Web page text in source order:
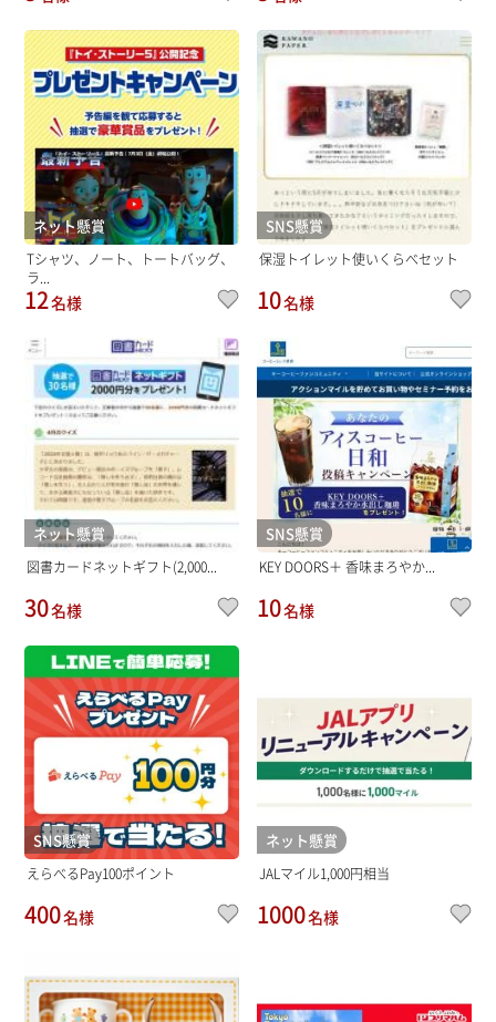
ネット懸賞
Tシャツ、ノート、トートバッグ、
ラ...
12名様
SNS懸賞
保湿トイレット使いくらべセット
10名様
ネット懸賞
図書カードネットギフト(2,000...
30名様
SNS懸賞
KEY DOORS＋ 香味まろやか...
10名様
SNS懸賞
えらべるPay100ポイント
400名様
ネット懸賞
JALマイル1,000円相当
1000名様